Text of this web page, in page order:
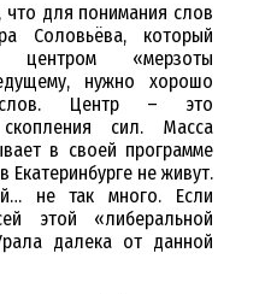
что для понимания слов
Соловьёва, который
центром «мерзоты
нужно хорошо
слов. Центр – это
сил. Масса
в своей программе
Екатеринбурге не живут.
не так много. Если
этой «либеральной
далека от данной